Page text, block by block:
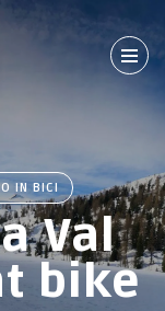
IN BICI
Val
bike